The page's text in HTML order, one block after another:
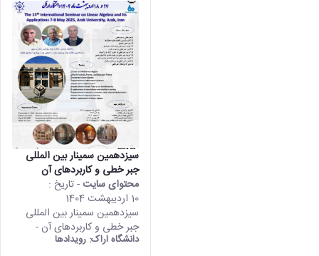
سیزدهمین سمینار بین المللی
جبر خطی و کاربردهای آن
محتوای سایت- تاریخ :
10 اردیبهشت 1404
سیزدهمین سمینار بین المللی
جبر خطی و کاربردهای آن -
دانشگاه اراک: رویدادها